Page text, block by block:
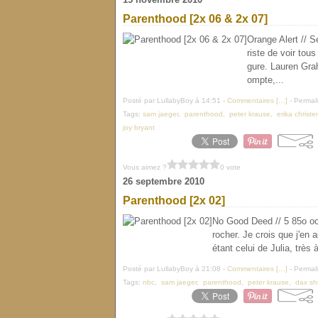
Parenthood [2x 06 & 2x 07]
Orange Alert //
riste de voir
gure. Lauren
ompte,...
Posté par LullabyBoy à 14:51 - Commentaires [ ] -
Tags: sam jaeger, parenthood peter krause erika
joy bryant
Vous aimez ? 0 vote
26 septembre 2010
Parenthood [2x 02]
No Good Deed // 5 85o
rocher. Je crois que j'en
étant celui de Julia, très
Posté par LullabyBoy à 21:08 - Commentaires [ ] -
Tags: nbc sam jaeger, parenthood peter krause dax